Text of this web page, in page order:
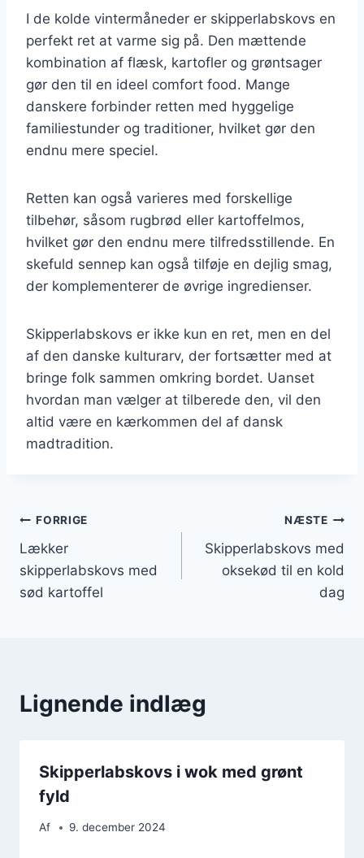
I de kolde vintermåneder er skipperlabskovs en
perfekt ret at varme sig på. Den mættende
kombination af flæsk, kartofler og grøntsager
gør den til en ideel comfort food. Mange
danskere forbinder retten med hyggelige
familiestunder og traditioner, hvilket gør den
endnu mere speciel.
Retten kan også varieres med forskellige
tilbehør, såsom rugbrød eller kartoffelmos,
hvilket gør den endnu mere tilfredsstillende. En
skefuld sennep kan også tilføje en dejlig smag,
der komplementerer de øvrige ingredienser.
Skipperlabskovs er ikke kun en ret, men en del
af den danske kulturarv, der fortsætter med at
bringe folk sammen omkring bordet. Uanset
hvordan man vælger at tilberede den, vil den
altid være en kærkommen del af dansk
madtradition.
Indlægsnavigation
FORRIGE
Lækker
skipperlabskovs med
sød kartoffel
NÆSTE
Skipperlabskovs med
oksekød til en kold
dag
Lignende indlæg
Skipperlabskovs i wok med grønt
fyld
Af 9. december 2024